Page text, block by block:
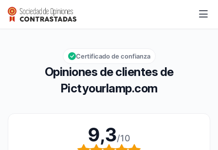
Pictyourlamp.com
Calificación global: 9,3 de 10
9,3/10
Opiniones de clientes de
Pictyourlamp.com
Certificado de confianza
9,3/10